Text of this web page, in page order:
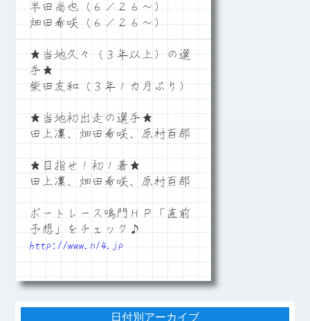
半田尚也（６／２６～）
畑田希咲（６／２６～）
★当地久々（３年以上）の選
手★
柴田友和（３年１カ月ぶり）
★当地初出走の選手★
田上凜、畑田希咲、原村百那
★目指せ！初１着★
田上凜、畑田希咲、原村百那
ボートレース鳴門ＨＰ「直前
予想」をチェック♪
http://www.n14.jp
日付別アーカイブ